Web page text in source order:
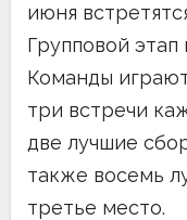
июня
Групповой этап
Команды
три встречи
две лучшие
также восемь
третье место.